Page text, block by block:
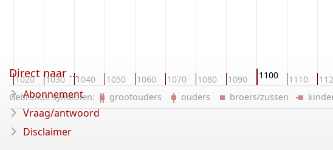
1020 1030 1040 1050 1060 1070 1080 1090 1100 1110
Gebruikte symbolen: grootouders ouders broers/zussen
Direct naar ...
Abonnement
Vraag/antwoord
Disclaimer